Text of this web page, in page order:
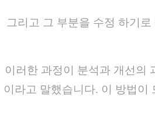
그리고 그 부분을 수정 하기
이러한 과정이 분석과 개선의
이라고 말했습니다. 이 방법이